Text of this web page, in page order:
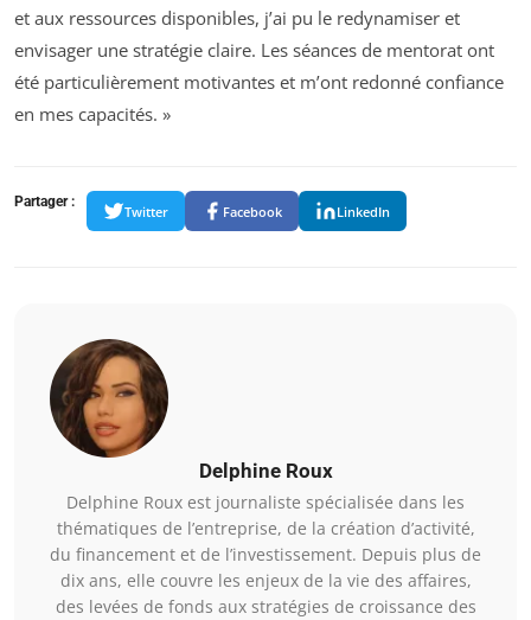
et aux ressources disponibles, j’ai pu le redynamiser et
envisager une stratégie claire. Les séances de mentorat ont
été particulièrement motivantes et m’ont redonné confiance
en mes capacités. »
Partager :
Twitter Facebook LinkedIn
Delphine Roux
Delphine Roux est journaliste spécialisée dans les
thématiques de l’entreprise, de la création d’activité,
du financement et de l’investissement. Depuis plus de
dix ans, elle couvre les enjeux de la vie des affaires,
des levées de fonds aux stratégies de croissance des